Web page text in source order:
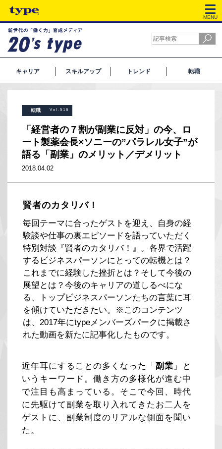
MENU
キャリア スキルアップ トレンド 転職
転職 Vol.516
「経営者の７割が副業に反対」の今、ロ
ート製薬会長×ソニーの”パラレル女子”が
語る「副業」のメリット／デメリット
2018.04.02
賢者のカタリバ！
毎回テーマに合ったゲストを迎え、自身の経
験談や仕事の裏エピソードを語っていただく
特別対談『賢者のカタリバ！』。各界で活躍
するビジネスパーソンにとっての転機とは？
これまでに経験した挫折とは？そして今後の
展望とは？今後のキャリアの道しるべにな
る、トップビジネスパーソンたちの言葉に耳
を傾けていただきたい。※このコンテンツ
は、2017年にtypeメンバーズパークに掲載さ
れた動画を新たに記事化したものです。
近年耳にすることの多くなった「副業 」と
いうキーワード。働き方の多様化が進む中
で注目も高まっている。そこで今回、時代
に先駆けて副業を取り入れてきたお二人を
ゲストに、副業制度のリアルな側面を聞い
た。